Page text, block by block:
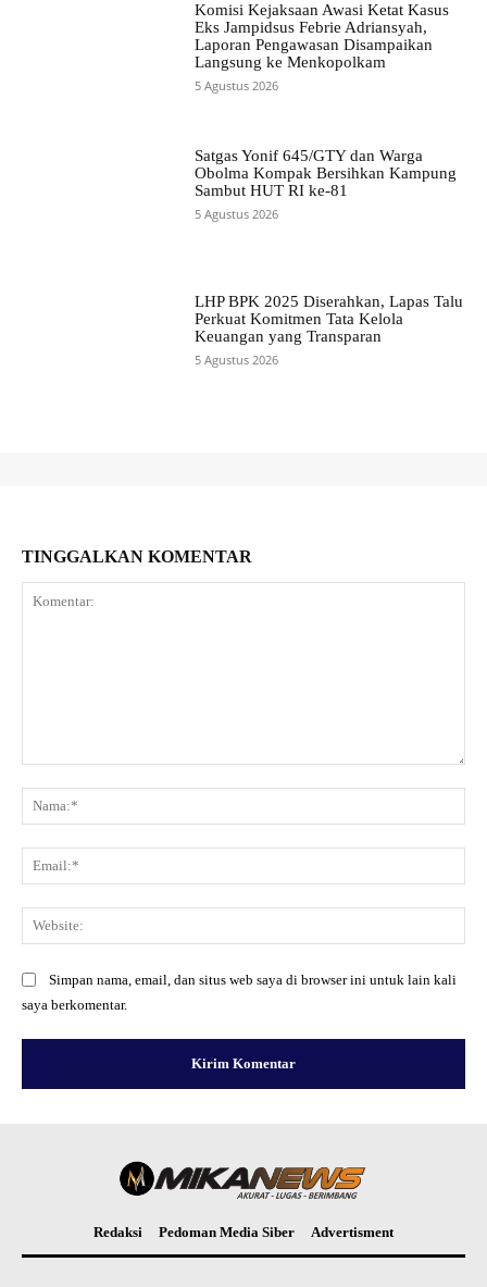
Komisi Kejaksaan Awasi Ketat Kasus
Eks Jampidsus Febrie Adriansyah,
Laporan Pengawasan Disampaikan
Langsung ke Menkopolkam
5 Agustus 2026
Satgas Yonif 645/GTY dan Warga
Obolma Kompak Bersihkan Kampung
Sambut HUT RI ke-81
5 Agustus 2026
LHP BPK 2025 Diserahkan, Lapas Talu
Perkuat Komitmen Tata Kelola
Keuangan yang Transparan
5 Agustus 2026
TINGGALKAN KOMENTAR
Simpan nama, email, dan situs web saya di browser ini untuk lain kali
saya berkomentar.
Redaksi Pedoman Media Siber Advertisment